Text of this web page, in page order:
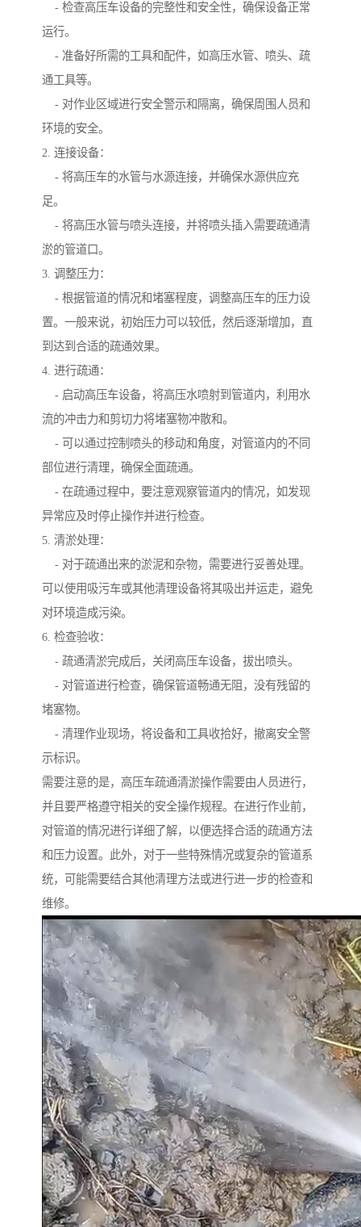
- 检查高压车设备的完整性和安全性，确保设备正常
运行。
- 准备好所需的工具和配件，如高压水管、喷头、疏
通工具等。
- 对作业区域进行安全警示和隔离，确保周围人员和
环境的安全。
2. 连接设备：
- 将高压车的水管与水源连接，并确保水源供应充
足。
- 将高压水管与喷头连接，并将喷头插入需要疏通清
淤的管道口。
3. 调整压力：
- 根据管道的情况和堵塞程度，调整高压车的压力设
置。一般来说，初始压力可以较低，然后逐渐增加，直
到达到合适的疏通效果。
4. 进行疏通：
- 启动高压车设备，将高压水喷射到管道内，利用水
流的冲击力和剪切力将堵塞物冲散和。
- 可以通过控制喷头的移动和角度，对管道内的不同
部位进行清理，确保全面疏通。
- 在疏通过程中，要注意观察管道内的情况，如发现
异常应及时停止操作并进行检查。
5. 清淤处理：
- 对于疏通出来的淤泥和杂物，需要进行妥善处理。
可以使用吸污车或其他清理设备将其吸出并运走，避免
对环境造成污染。
6. 检查验收：
- 疏通清淤完成后，关闭高压车设备，拔出喷头。
- 对管道进行检查，确保管道畅通无阻，没有残留的
堵塞物。
- 清理作业现场，将设备和工具收拾好，撤离安全警
示标识。
需要注意的是，高压车疏通清淤操作需要由人员进行，
并且要严格遵守相关的安全操作规程。在进行作业前，
对管道的情况进行详细了解，以便选择合适的疏通方法
和压力设置。此外，对于一些特殊情况或复杂的管道系
统，可能需要结合其他清理方法或进行进一步的检查和
维修。